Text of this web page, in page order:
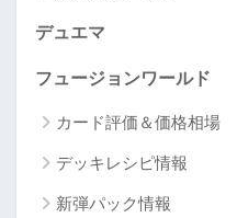
デュエマ
フュージョンワールド
カード評価＆価格相場
デッキレシピ情報
新弾パック情報